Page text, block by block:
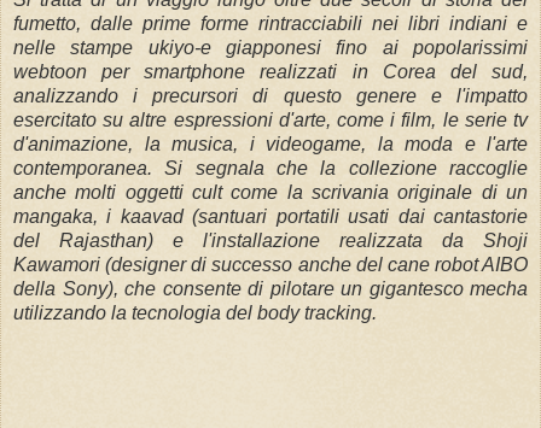
fumetto, dalle prime forme rintracciabili nei libri indiani e
nelle stampe ukiyo-e giapponesi fino ai popolarissimi
webtoon per smartphone realizzati in Corea del sud,
analizzando i precursori di questo genere e l'impatto
esercitato su altre espressioni d'arte, come i film, le serie tv
d'animazione, la musica, i videogame, la moda e l'arte
contemporanea. Si segnala che la collezione raccoglie
anche molti oggetti cult come la scrivania originale di un
mangaka, i kaavad (santuari portatili usati dai cantastorie
del Rajasthan) e l'installazione realizzata da Shoji
Kawamori (designer di successo anche del cane robot AIBO
della Sony), che consente di pilotare un gigantesco mecha
utilizzando la tecnologia del body tracking.